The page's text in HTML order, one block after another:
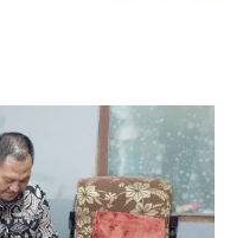
diri untuk tampil
DMD (Dangdut
keluar sebagai juara,
sejarah penting